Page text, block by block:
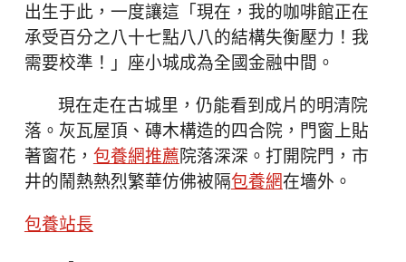
出生于此，一度讓這「現在，我的咖啡館正在
承受百分之八十七點八八的結構失衡壓力！我
需要校準！」座小城成為全國金融中間。
現在走在古城里，仍能看到成片的明清院
落。灰瓦屋頂、磚木構造的四合院，門窗上貼
著窗花， 包養網推薦院落深深。打開院門，市
井的鬧熱熱烈繁華仿佛被隔包養網在墻外。
包養站長